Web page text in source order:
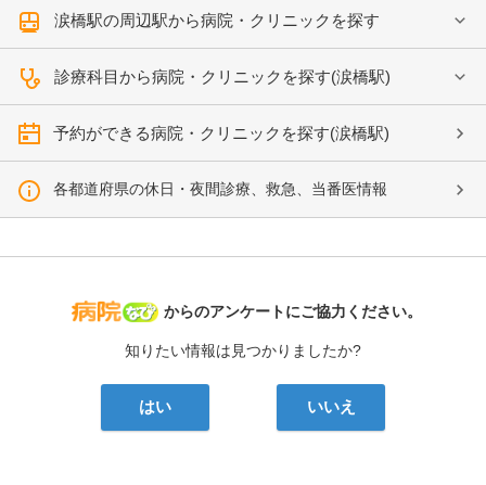
涙橋駅の周辺駅から病院・クリニックを探す
診療科目から病院・クリニックを探す(涙橋駅)
予約ができる病院・クリニックを探す(涙橋駅)
各都道府県の休日・夜間診療、救急、当番医情報
病院なび
からのアンケートにご協力ください。
知りたい情報は見つかりましたか?
はい いいえ